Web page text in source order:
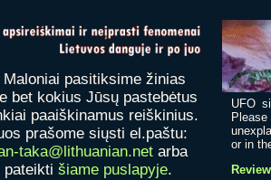
Maloniai pasitiksime žinias
bet kokius Jūsų pastebėtus
paaiškinamus reiškinius.
prašome siųsti el.paštu:
taka@lithuanian.netarba
pateikti šiame puslapyje.
UFO
or in